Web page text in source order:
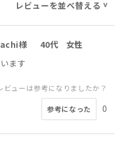
レビューを並べ替える>
様 40代
女性
ます
ビューは参考になりましたか？
参考になった 0